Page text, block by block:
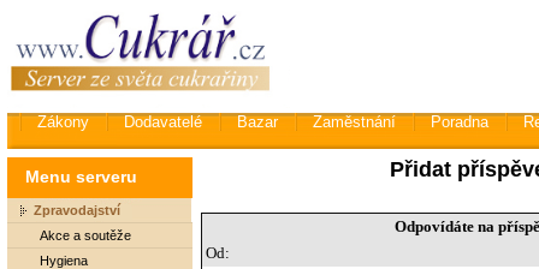
Zákony Dodavatelé Bazar Zaměstnání Poradna
Menu serveru
Zpravodajství
Akce a soutěže
Hygiena
Přidat
Odpovídáte na
Od: